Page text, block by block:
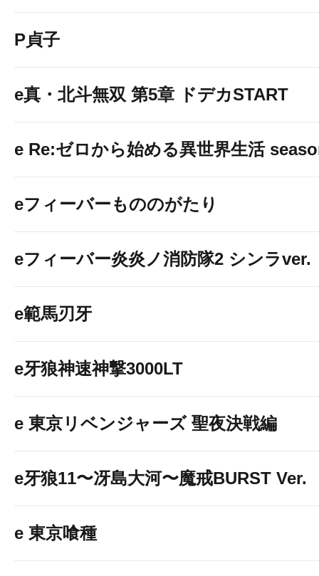
P貞子
e真・北斗無双 第5章 ドデカSTART
e Re:ゼロから始める異世界生活
eフィーバーもののがたり
eフィーバー炎炎ノ消防隊2 シンラver.
e範馬刃牙
e牙狼神速神撃3000LT
e 東京リベンジャーズ 聖夜決戦編
e牙狼11〜冴島大河〜魔戒BURST Ver.
e 東京喰種